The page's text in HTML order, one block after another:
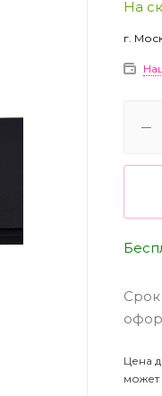
На
г.
Срок
Цена
может